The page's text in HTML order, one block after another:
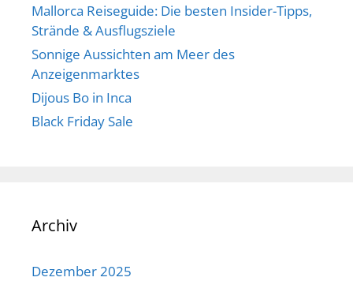
Mallorca Reiseguide: Die besten Insider-Tipps,
Strände & Ausflugsziele
Sonnige Aussichten am Meer des
Anzeigenmarktes
Dijous Bo in Inca
Black Friday Sale
Archiv
Dezember 2025